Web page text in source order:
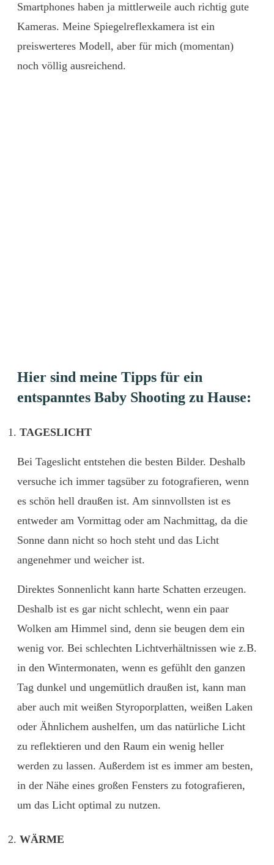
Smartphones haben ja mittlerweile auch richtig gute
Kameras. Meine Spiegelreflexkamera ist ein
preiswerteres Modell, aber für mich (momentan)
noch völlig ausreichend.
Hier sind meine Tipps für ein
entspanntes Baby Shooting zu Hause:
TAGESLICHT
Bei Tageslicht entstehen die besten Bilder. Deshalb
versuche ich immer tagsüber zu fotografieren, wenn
es schön hell draußen ist. Am sinnvollsten ist es
entweder am Vormittag oder am Nachmittag, da die
Sonne dann nicht so hoch steht und das Licht
angenehmer und weicher ist.
Direktes Sonnenlicht kann harte Schatten erzeugen.
Deshalb ist es gar nicht schlecht, wenn ein paar
Wolken am Himmel sind, denn sie beugen dem ein
wenig vor. Bei schlechten Lichtverhältnissen wie z.B.
in den Wintermonaten, wenn es gefühlt den ganzen
Tag dunkel und ungemütlich draußen ist, kann man
aber auch mit weißen Styroporplatten, weißen Laken
oder Ähnlichem aushelfen, um das natürliche Licht
zu reflektieren und den Raum ein wenig heller
werden zu lassen. Außerdem ist es immer am besten,
in der Nähe eines großen Fensters zu fotografieren,
um das Licht optimal zu nutzen.
WÄRME